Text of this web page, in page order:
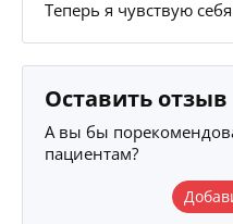
Теперь я чувствую
Оставить отзыв
А вы бы
пациентам?